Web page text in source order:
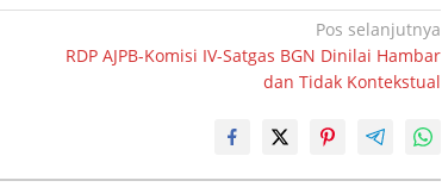
Pos selanjutnya
RDP AJPB-Komisi IV-Satgas BGN Dinilai Hambar
dan Tidak Kontekstual